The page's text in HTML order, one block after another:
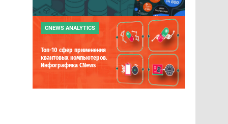
CNEWS ANALYTICS
Топ-10 сфер применения
квантовых компьютеров.
Инфографика CNews